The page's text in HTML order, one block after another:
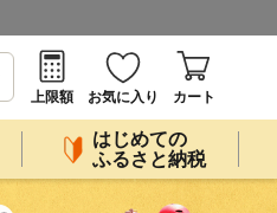
上限額
お気に入り カート
はじめての
ふるさと納税